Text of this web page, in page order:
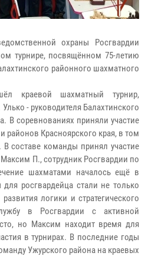
охраны Росгвардии
турнире, посвящённом 75-летию
районного шахматного
краевой шахматный турнир,
- руководителя Балахтинского
В соревнованиях приняли участие
районов Красноярского края, в том
составе команды принял участие
П., сотрудник Росгвардии по
шахматами началось ещё в
росгвардейца стали не только
логики и стратегического
в Росгвардии с активной
но Максим находит время для
в турнирах. В последние годы
Ужурского района на краевых